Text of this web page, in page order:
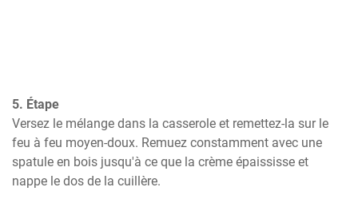
5. Étape
Versez le mélange dans la casserole et remettez-la sur le
feu à feu moyen-doux. Remuez constamment avec une
spatule en bois jusqu'à ce que la crème épaississe et
nappe le dos de la cuillère.